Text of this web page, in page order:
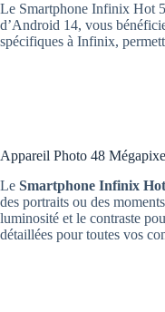
Le Smartphone Infinix Hot
d’Android 14, vous
spécifiques à Infinix,
Appareil Photo 48
Le Smartphone Infinix
des portraits ou des
luminosité et le contraste
détaillées pour toutes vos